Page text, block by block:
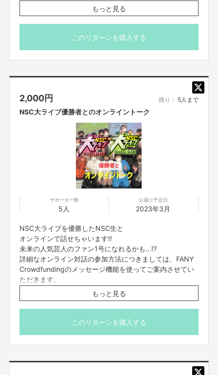
このクラウドファンディングでは、リターンとして『NSC大ライブ2023』の
写真集や配信企画などのプランもご用意しております🎁
決勝 ２月17日（金） 開演 20:15
『NSC大ライブ2023』のチケットはこちらから
NSC東京･大阪現役生による 東西ネタ合戦
生徒の声
私はよしもとデジタルエンターテイメントアカデミーで学んでいます。
実際に現場で活躍されている講師の方々からエンタメ業界の関わるデジタル
分野の講義や芸人さんと一緒にYouTubeの制作を行いました。
自分たちで企画を考え、発表する機会が多く、実践を通じて企画力やプレゼ
ン力も得る事が出来ています。
るよう頑張ります！
※ポストカードはランダムになります。指定はできませ
ん。
※返品・返金は承っておりません。
もっと見る
このリターンを購入する
2,000円 残り： 5人まで
NSC大ライブ優勝者とのオンライントーク
サポーター数
5人
お届け予定日
2023年3月
NSC大ライブを優勝したNSC生と
オンラインで話せちゃいます!!
未来の人気芸人のファン1号になれるかも...!?
詳細なオンライン対話の参加方法につきましては、FANY
Crowdfundingのメッセージ機能を使ってご案内させてい
ただきます。
※2023年3月末までに実施予定です。個別で日程調整させ
ていただきますのでよろしくお願いいたします。
※備考欄にて【東京優勝者】or【大阪優勝者】のどちらとトー
※東阪優勝者のどちらか1組とのオンライントークになりま
もっと見る
このリターンを購入する